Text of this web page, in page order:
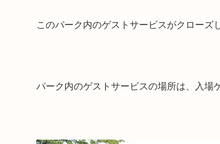
このパーク内のゲストサービスがクロー
パーク内のゲストサービスの場所は、入場